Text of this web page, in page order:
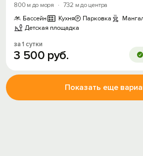
800 м до моря
· 732 м до центра
Бассейн
Кухня Парковка
Детская площадка
за 1 сутки
3 500 руб.
Показать еще